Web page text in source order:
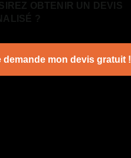
OBTENIR UN DEVIS
?
demande mon devis gratuit !